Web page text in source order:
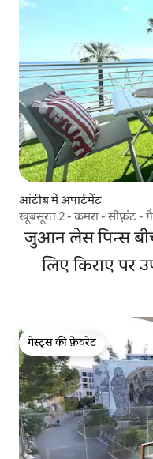
आंटीब में अपार्टमेंट
खूबसूरत 2 - कमरा - सीफ़्रंट -
जुआन लेस पिन्स
लिए किराए पर
गेस्ट्स की फ़ेवरेट
गेस्ट्स की फ़ेवरेट